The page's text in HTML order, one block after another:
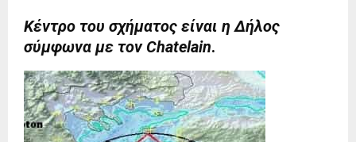
Κέντρο του σχήματος είναι η Δήλος
σύμφωνα με τον Chatelain.